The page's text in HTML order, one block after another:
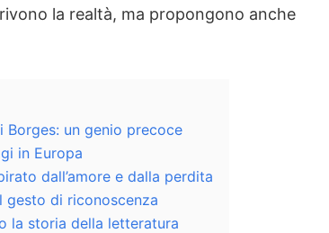
la realtà, ma propongono anche
un genio precoce
in Europa
dall’amore e dalla perdita
gesto di riconoscenza
la storia della letteratura